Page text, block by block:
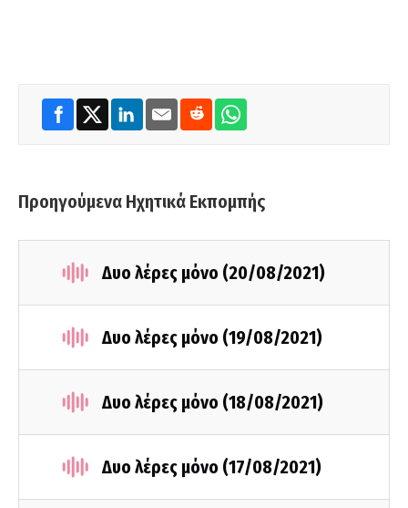
Προηγούμενα Ηχητικά Εκπομπής
Δυο λέρες μόνο (20/08/2021)
Δυο λέρες μόνο (19/08/2021)
Δυο λέρες μόνο (18/08/2021)
Δυο λέρες μόνο (17/08/2021)